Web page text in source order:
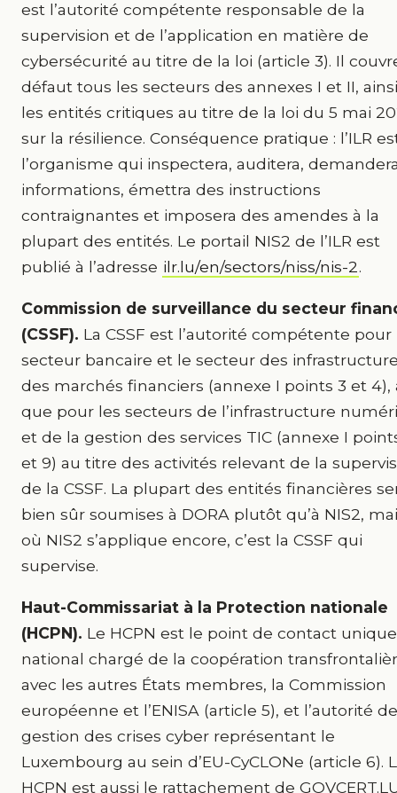
est l’autorité compétente responsable de la
supervision et de l’application en matière de
cybersécurité au titre de la loi (article 3). Il
défaut tous les secteurs des annexes I et II,
les entités critiques au titre de la loi du 5 mai
sur la résilience. Conséquence pratique : l’ILR
l’organisme qui inspectera, auditera,
informations, émettra des instructions
contraignantes et imposera des amendes à la
plupart des entités. Le portail NIS2 de l’ILR est
publié à l’adresse ilr.lu/en/sectors/niss/nis-2.
Commission de surveillance du secteur
(CSSF). La CSSF est l’autorité compétente pour
secteur bancaire et le secteur des
des marchés financiers (annexe I points 3 et 4),
que pour les secteurs de l’infrastructure
et de la gestion des services TIC (annexe I
et 9) au titre des activités relevant de la
de la CSSF. La plupart des entités financières
bien sûr soumises à DORA plutôt qu’à NIS2,
où NIS2 s’applique encore, c’est la CSSF qui
supervise.
Haut-Commissariat à la Protection nationale
(HCPN). Le HCPN est le point de contact unique
national chargé de la coopération
avec les autres États membres, la Commission
européenne et l’ENISA (article 5), et l’autorité de
gestion des crises cyber représentant le
Luxembourg au sein d’EU-CyCLONe (article 6).
HCPN est aussi le rattachement de